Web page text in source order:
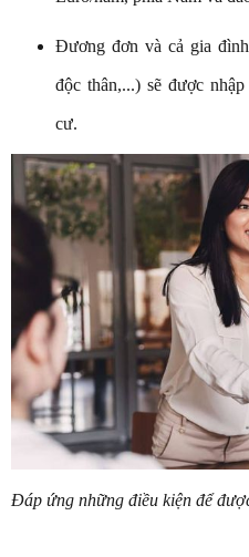
Đương đơn và cả gia
độc thân,...) sẽ được
cư.
Đáp ứng những điều kiện để